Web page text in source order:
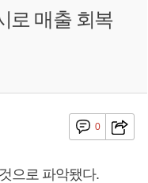
로 매출 회복
0
으로 파악됐다.